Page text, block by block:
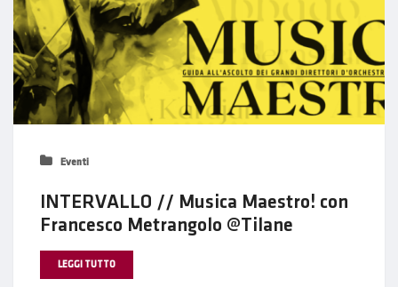
Eventi
INTERVALLO // Musica Maestro! con
Francesco Metrangolo @Tilane
LEGGI TUTTO